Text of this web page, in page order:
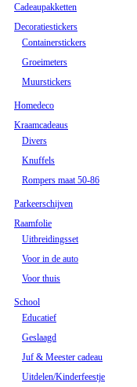
Cadeaupakketten
Decoratiestickers
Containerstickers
Groeimeters
Muurstickers
Homedeco
Kraamcadeaus
Divers
Knuffels
Rompers maat 50-86
Parkeerschijven
Raamfolie
Uitbreidingsset
Voor in de auto
Voor thuis
School
Educatief
Geslaagd
Juf & Meester cadeau
Uitdelen/Kinderfeestje